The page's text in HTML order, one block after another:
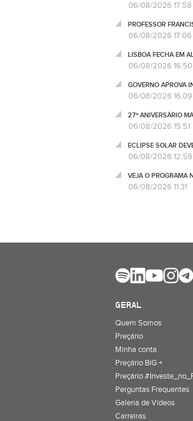
06/08/2026 17:58
PROFESSOR
06/08/2026 17:06
LISBOA FECHA EM
06/08/2026 16:50
GOVERNO APROVA
06/08/2026 16:09
27º ANIVERSÁRIO
06/08/2026 15:51
ECLIPSE SOLAR
06/08/2026 12:59
VEJA O PROGRAMA
06/08/2026 11:31
GERAL
Quem Somos
Preçário
Minha conta
Preçário BiG +
Preçário
Perguntas Frequentes
Galeria de Vídeos
Carreiras